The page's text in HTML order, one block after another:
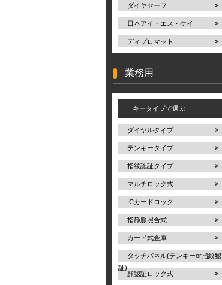
ダイヤセーフ
日本アイ・エス・ケイ
ディプロマット
業務用
キータイプで選ぶ
ダイヤルタイプ
テンキータイプ
指紋認証タイプ
マルチロック式
ICカードロック
指静脈照合式
カード式金庫
タッチパネル(テンキーor指紋認
証)
顔認証ロック式